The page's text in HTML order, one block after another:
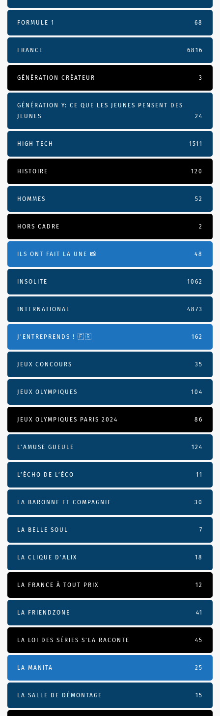
FORMULE 1 68
FRANCE 6816
GÉNÉRATION CRÉATEUR 3
GÉNÉRATION Y: CE QUE LES JEUNES PENSENT DES
JEUNES
24
HIGH TECH 1511
HISTOIRE 120
HOMMES 52
HORS CADRE 2
ILS ONT FAIT LA UNE 📸 48
INSOLITE 1062
INTERNATIONAL 4873
J'ENTREPRENDS ! 🇫🇷 162
JEUX CONCOURS 35
JEUX OLYMPIQUES 104
JEUX OLYMPIQUES PARIS 2024 86
L'AMUSE GUEULE 124
L’ÉCHO DE L’ÉCO 11
LA BARONNE ET COMPAGNIE 30
LA BELLE SOUL 7
LA CLIQUE D'ALIX 18
LA FRANCE À TOUT PRIX 12
LA FRIENDZONE 41
LA LOI DES SÉRIES S'LA RACONTE 45
LA MANITA 25
LA SALLE DE DÉMONTAGE 15